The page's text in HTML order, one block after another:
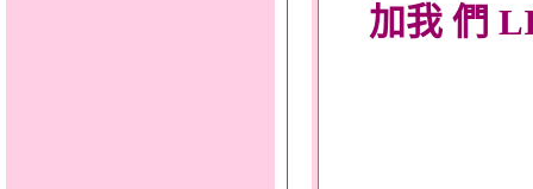
加我 們